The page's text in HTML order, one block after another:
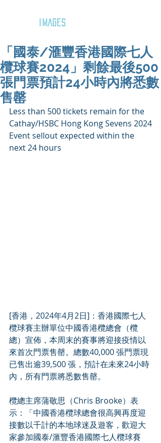
IMAGES
「國泰/滙豐香港國際七人
欖球賽2024」剩餘最後500
張門票預計24小時內將悉數
售罄
Less than 500 tickets remain for the
Cathay/HSBC Hong Kong Sevens 2024
Event sellout expected within the
next 24 hours
[香港，2024年4月2日]：香港國際七人
欖球賽主辦單位中國香港欖總會（欖
總）宣佈，本周末的賽事將迎接疫情以
來首次門票售罄。總數40,000 張門票現
已售出逾39,500 張，預計在未來24小時
內，所有門票將悉數售罄。
欖總主席蒲敬思（Chris Brooke）表
示：「中國香港欖球總會很高興再度迎
接數以千計的本地球迷及遊客，歡迎大
家參加國泰/滙豐香港國際七人欖球賽